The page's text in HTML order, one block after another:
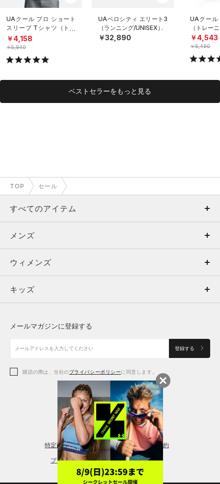
UAクール プロ ショート
スリーブ Tシャツ（トレ
ーニング/MEN）
￥4,158
￥5,940
UAベロシティ エリート3
（ランニング/UNISEX）
￥32,890
UAクール
（トレー
￥4,543
￥6,490
ベストセラーをもっと見る
TOP セール
すべてのアイテム
メンズ
ウィメンズ
キッズ
アクセサリー
メンズ
トップス
ボトムス
アクセサリー
ウィメンズ
トップス
シューズ
アクセサリー
レギンス＆タイツ
キッズ
シューズ
メールマガジンに登録する
登録する
購読の際は、当社のプライバシーポリシーに同意します。
特定商取引法に基づく通販の表記 会員規約
プライバシーポリシー